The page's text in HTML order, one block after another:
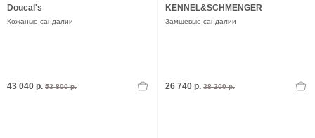
Doucal's
Кожаные сандалии
43 040 р. 53 800 р.
KENNEL&SCHMENGER
Замшевые сандалии
26 740 р. 38 200 р.